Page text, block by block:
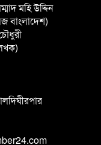
মহি উদ্দিন
বাংলাদেশ)